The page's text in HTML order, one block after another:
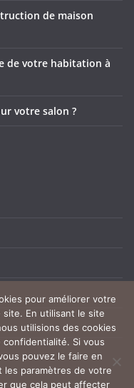
de maison
de votre habitation à
votre salon ?
pour améliorer votre
En utilisant le site
utilisions des cookies
Si vous
pouvez le faire en
paramètres de votre
que cela peut affecter